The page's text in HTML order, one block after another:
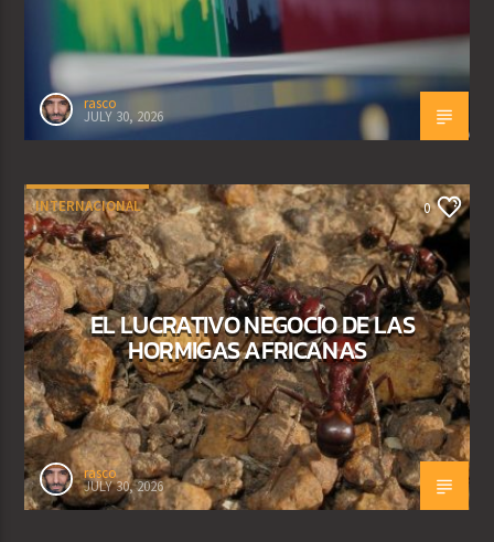
rasco
JULY 30, 2026
INTERNACIONAL 0
EL LUCRATIVO NEGOCIO DE LAS
HORMIGAS AFRICANAS
rasco
JULY 30, 2026